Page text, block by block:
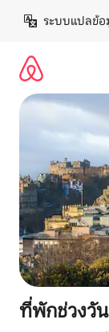
เนื้อหา
ระบบแปลข้อ
ที่พักช่วงวั